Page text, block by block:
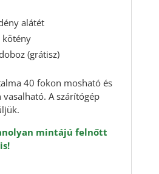
alátét
kötény
(grátisz)
40 fokon mosható és
A szárítógép
mintájú felnőtt